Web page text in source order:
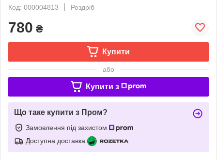
Код: 000004813
Роздріб
780 ₴
Купити
або
Купити з
Що таке купити з Пром?
Замовлення під захистом
Доступна доставка